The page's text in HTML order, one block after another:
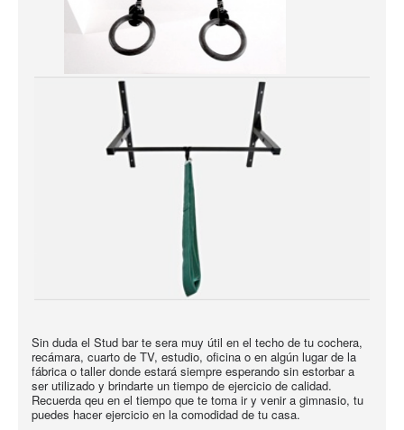
Sin duda el Stud bar te sera muy útil en el techo de tu cochera,
recámara, cuarto de TV, estudio, oficina o en algún lugar de la
fábrica o taller donde estará siempre esperando sin estorbar a
ser utilizado y brindarte un tiempo de ejercicio de calidad.
Recuerda qeu en el tiempo que te toma ir y venir a gimnasio, tu
puedes hacer ejercicio en la comodidad de tu casa.